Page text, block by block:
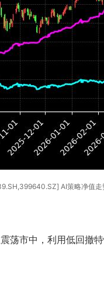
AI策略净值走
市中，利用低回撤